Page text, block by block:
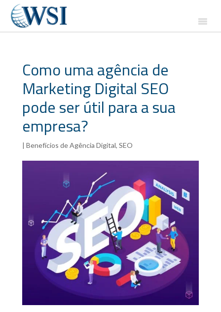
Como uma agência de
Marketing Digital SEO
pode ser útil para a sua
empresa?
| Benefícios de Agência Digital, SEO